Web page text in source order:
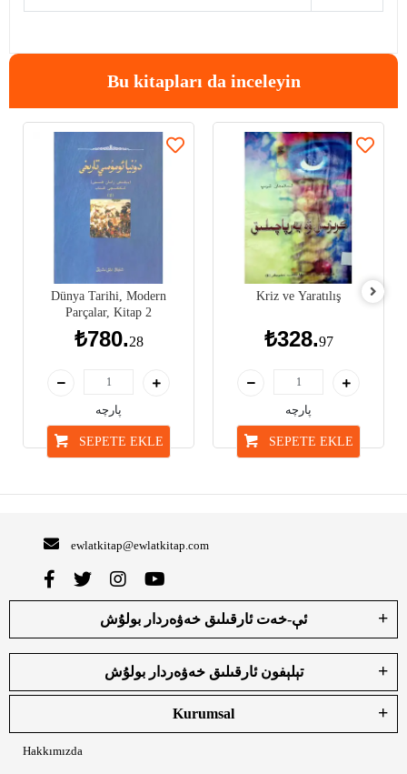
Bu kitapları da inceleyin
Dünya Tarihi, Modern
Parçalar, Kitap 2
₺780.28
پارچە
SEPETE EKLE
Kriz ve Yaratılış
₺328.97
پارچە
SEPETE EKLE
ewlatkitap@ewlatkitap.com
ئې-خەت ئارقىلىق خەۋەردار بولۇش
تېلېفون ئارقىلىق خەۋەردار بولۇش
Kurumsal
Hakkımızda